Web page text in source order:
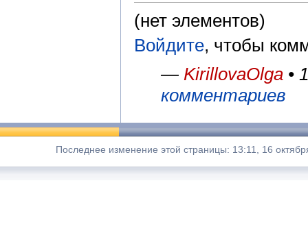
(нет элементов)
Войдите, чтобы
— KirillovaOlga •
комментариев
Последнее изменение этой страницы: 13:11, 16